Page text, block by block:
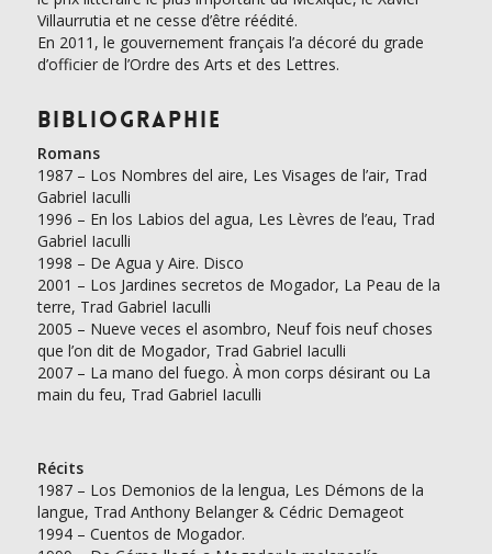
Villaurrutia et ne cesse d’être réédité.
En 2011, le gouvernement français l’a décoré du grade
d’officier de l’Ordre des Arts et des Lettres.
Bibliographie
Romans
1987 – Los Nombres del aire, Les Visages de l’air, Trad
Gabriel Iaculli
1996 – En los Labios del agua, Les Lèvres de l’eau, Trad
Gabriel Iaculli
1998 – De Agua y Aire. Disco
2001 – Los Jardines secretos de Mogador, La Peau de la
terre, Trad Gabriel Iaculli
2005 – Nueve veces el asombro, Neuf fois neuf choses
que l’on dit de Mogador, Trad Gabriel Iaculli
2007 – La mano del fuego. À mon corps désirant ou La
main du feu, Trad Gabriel Iaculli
Récits
1987 – Los Demonios de la lengua, Les Démons de la
langue, Trad Anthony Belanger & Cédric Demageot
1994 – Cuentos de Mogador.